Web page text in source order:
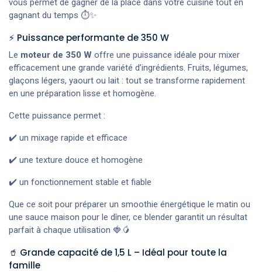
vous permet de gagner de la place dans votre cuisine tout en
gagnant du temps ⏱️✨
⚡ Puissance performante de 350 W
Le moteur de 350 W offre une puissance idéale pour mixer
efficacement une grande variété d’ingrédients. Fruits, légumes,
glaçons légers, yaourt ou lait : tout se transforme rapidement
en une préparation lisse et homogène.
Cette puissance permet :
✔️ un mixage rapide et efficace
✔️ une texture douce et homogène
✔️ un fonctionnement stable et fiable
Que ce soit pour préparer un smoothie énergétique le matin ou
une sauce maison pour le dîner, ce blender garantit un résultat
parfait à chaque utilisation 🍓🥭
🥤 Grande capacité de 1,5 L – Idéal pour toute la
famille